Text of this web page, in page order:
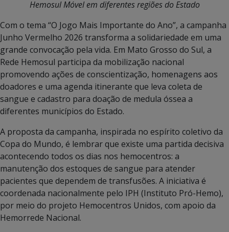
Hemosul Móvel em diferentes regiões do Estado
Com o tema “O Jogo Mais Importante do Ano”, a campanha
Junho Vermelho 2026 transforma a solidariedade em uma
grande convocação pela vida. Em Mato Grosso do Sul, a
Rede Hemosul participa da mobilização nacional
promovendo ações de conscientização, homenagens aos
doadores e uma agenda itinerante que leva coleta de
sangue e cadastro para doação de medula óssea a
diferentes municípios do Estado.
A proposta da campanha, inspirada no espírito coletivo da
Copa do Mundo, é lembrar que existe uma partida decisiva
acontecendo todos os dias nos hemocentros: a
manutenção dos estoques de sangue para atender
pacientes que dependem de transfusões. A iniciativa é
coordenada nacionalmente pelo IPH (Instituto Pró-Hemo),
por meio do projeto Hemocentros Unidos, com apoio da
Hemorrede Nacional.